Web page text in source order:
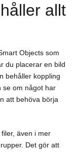
allt
Objects som
du placerar en bild
behåller koppling
se om något har
att behöva börja
även i mer
Det gör att